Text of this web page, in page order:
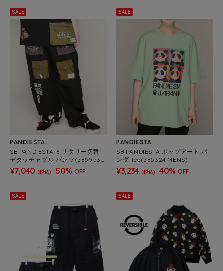
SALE
PANDIESTA
SB PANDIESTA ミリタリー切替
デタッチャブル パンツ(585953
MENS)
¥7,040 (税込) 50% OFF
SALE
PANDIESTA
SB PANDIESTA ポップアート パ
ンダ Tee(585324 MENS)
¥3,234 (税込) 40% OFF
SALE SALE